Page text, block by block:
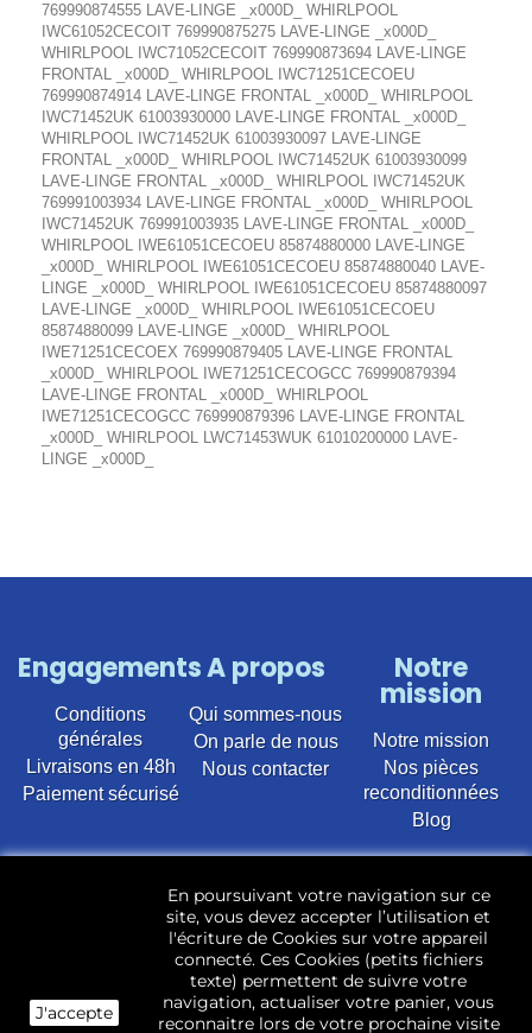
769990874555 LAVE-LINGE _x000D_ WHIRLPOOL
IWC61052CECOIT 769990875275 LAVE-LINGE _x000D_
WHIRLPOOL IWC71052CECOIT 769990873694 LAVE-LINGE
FRONTAL _x000D_ WHIRLPOOL IWC71251CECOEU
769990874914 LAVE-LINGE FRONTAL _x000D_ WHIRLPOOL
IWC71452UK 61003930000 LAVE-LINGE FRONTAL _x000D_
WHIRLPOOL IWC71452UK 61003930097 LAVE-LINGE
FRONTAL _x000D_ WHIRLPOOL IWC71452UK 61003930099
LAVE-LINGE FRONTAL _x000D_ WHIRLPOOL IWC71452UK
769991003934 LAVE-LINGE FRONTAL _x000D_ WHIRLPOOL
IWC71452UK 769991003935 LAVE-LINGE FRONTAL _x000D_
WHIRLPOOL IWE61051CECOEU 85874880000 LAVE-LINGE
_x000D_ WHIRLPOOL IWE61051CECOEU 85874880040 LAVE-
LINGE _x000D_ WHIRLPOOL IWE61051CECOEU 85874880097
LAVE-LINGE _x000D_ WHIRLPOOL IWE61051CECOEU
85874880099 LAVE-LINGE _x000D_ WHIRLPOOL
IWE71251CECOEX 769990879405 LAVE-LINGE FRONTAL
_x000D_ WHIRLPOOL IWE71251CECOGCC 769990879394
LAVE-LINGE FRONTAL _x000D_ WHIRLPOOL
IWE71251CECOGCC 769990879396 LAVE-LINGE FRONTAL
_x000D_ WHIRLPOOL LWC71453WUK 61010200000 LAVE-
LINGE _x000D_
Engagements
Conditions
générales
Livraisons en 48h
Paiement sécurisé
A propos
Qui sommes-nous
On parle de nous
Nous contacter
Notre
mission
Notre mission
Nos pièces
reconditionnées
Blog
d’occasion pour toutes marques et modèles. Plus de
22 400 références (Lave-linge, Sèche-linge, Lave-
vaisselle, Micro-ondes, Fours, Cuisinières, Plaques de
cuisson, Réfrigérateurs, Congélateurs, aspirateurs,
Télévisions, LCD, Plasma, Téléviseur.)
Les pièces d’occasion sont révisées, testées pas nos
J'accepte
En poursuivant votre navigation sur ce
site, vous devez accepter l’utilisation et
l'écriture de Cookies sur votre appareil
connecté. Ces Cookies (petits fichiers
texte) permettent de suivre votre
navigation, actualiser votre panier, vous
reconnaitre lors de votre prochaine visite